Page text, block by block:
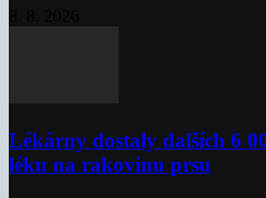
Lékárny dostaly dalších 6
léku na rakovinu prsu